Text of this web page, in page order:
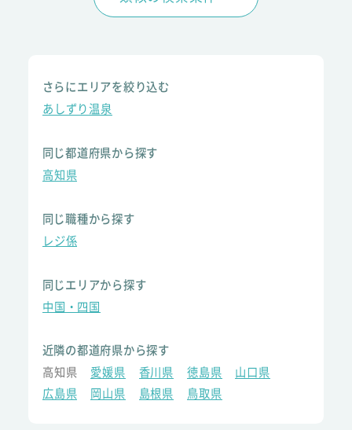
さらにエリアを絞り込む
あしずり温泉
同じ都道府県から探す
高知県
同じ職種から探す
レジ係
同じエリアから探す
中国・四国
近隣の都道府県から探す
高知県
愛媛県 香川県 徳島県
山口県
広島県
岡山県 島根県 鳥取県